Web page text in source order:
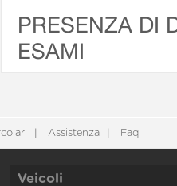
PRESENZA DI
ESAMI
Assistenza Faq
Veicoli